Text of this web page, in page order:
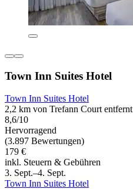
Town Inn Suites Hotel
Town Inn Suites Hotel
2,2 km von Trefann Court entfernt
8,6/10
Hervorragend
(3.897 Bewertungen)
179 €
inkl. Steuern & Gebühren
3. Sept.–4. Sept.
Town Inn Suites Hotel